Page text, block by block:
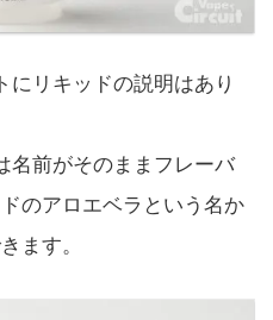
にリキッドの説明はあり
名前がそのままフレーバ
のアロエベラという名か
ます。